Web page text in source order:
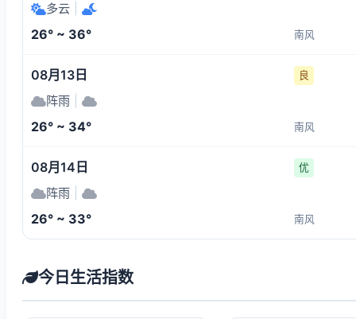
多云
26° ~ 36° 南风
08月13日 良
阵雨
26° ~ 34° 南风
08月14日 优
阵雨
26° ~ 33° 南风
今日生活指数